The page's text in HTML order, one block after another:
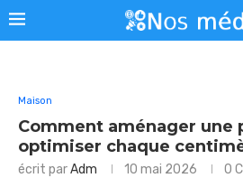
Maison
Comment aménager
optimiser chaque
écrit parAdm 10 mai 2026 0